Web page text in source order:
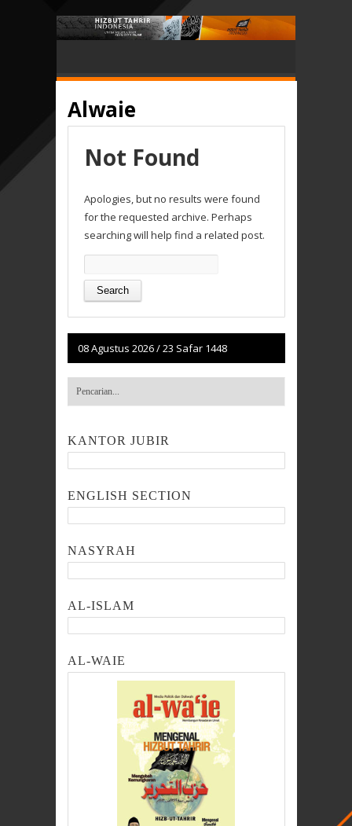
Alwaie
Not Found
Apologies, but no results were found
for the requested archive. Perhaps
searching will help find a related post.
for:
08 Agustus 2026/23 Safar 1448
KANTOR JUBIR
ENGLISH SECTION
NASYRAH
AL-ISLAM
AL-WAIE